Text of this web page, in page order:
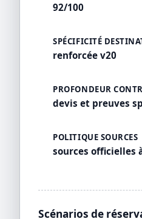
92/100
SPÉCIFICITÉ
renforcée v20
PROFONDEUR
devis et preuves
POLITIQUE SOURCES
sources officielles
Scénarios de